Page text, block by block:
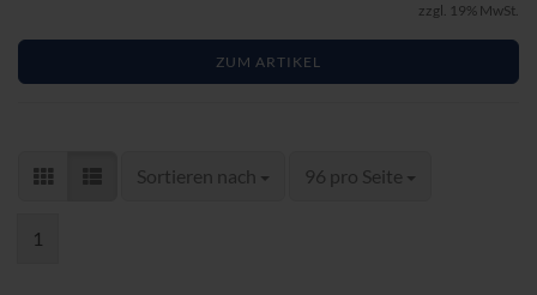
zzgl. 19% MwSt.
ZUM ARTIKEL
Sortieren nach
Sortieren nach 96 pro Seite
pro Seite
1